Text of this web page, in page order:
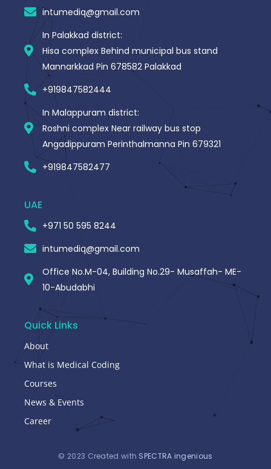
intumediq@gmail.com
In Palakkad district:
Hisa complex Behind municipal bus stand
Mannarkkad Pin 678582 Palakkad
+919847582444
In Malappuram district:
Roshni complex Near railway bus stop
Angadippuram Perinthalmanna Pin 679321
+919847582477
UAE
+971 50 595 8244
intumediq@gmail.com
Office No.M-04, Building No.29- Musaffah- ME-
10-Abudabhi
Quick Links
About
What is Medical Coding
Courses
News & Events
Career
© 2023 Created with SPECTRA ingenious